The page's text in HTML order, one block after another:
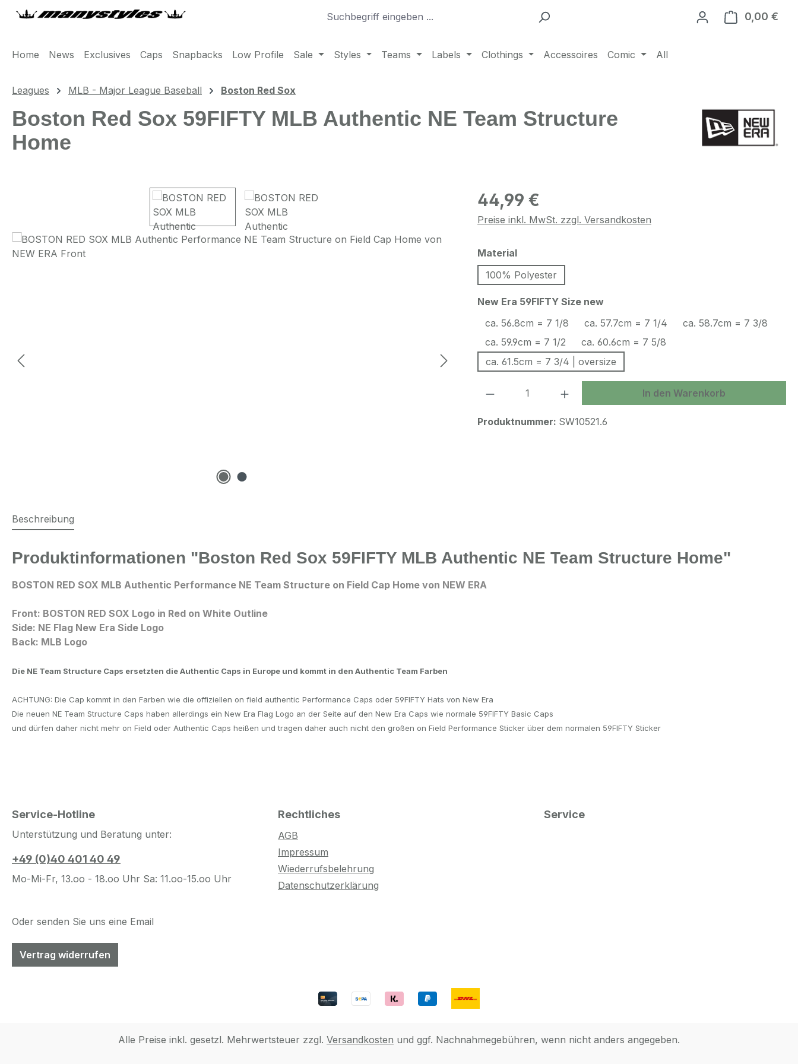
Hauptinhalt springen
Zur Suche springen
Zur Hauptnavigation springen 0,00 €
Home News Exclusives Caps Snapbacks Low Profile Sale Styles Teams Labels Clothings Accessoires Comic All
Leagues MLB - Major League Baseball Boston Red Sox
Boston Red Sox 59FIFTY MLB Authentic NE Team Structure
Home
Regulärer Preis:
44,99 €
Preise inkl. MwSt. zzgl. Versandkosten
Materialauswählen
100% Polyester
New Era 59FIFTY Size newauswählen
ca. 56.8cm = 7 1/8
ca. 57.7cm = 7 1/4
ca. 58.7cm = 7 3/8
ca. 59.9cm = 7 1/2
ca. 60.6cm = 7 5/8
ca. 61.5cm = 7 3/4 | oversize
Produkt Anzahl: Gib den gewünschten Wert
In den Warenkorb
Produktnummer: SW10521.6
Beschreibung
Produktinformationen "Boston Red Sox 59FIFTY MLB Authentic NE Team Structure Home"
BOSTON RED SOX MLB Authentic Performance NE Team Structure on Field Cap Home von NEW ERA
Front: BOSTON RED SOX Logo in Red on White Outline
Side: NE Flag New Era Side Logo
Back: MLB Logo
Die NE Team Structure Caps ersetzten die Authentic Caps in Europe und kommt in den Authentic Team Farben
ACHTUNG: Die Cap kommt in den Farben wie die offiziellen on field authentic Performance Caps oder 59FIFTY Hats von New Era
Die neuen NE Team Structure Caps haben allerdings ein New Era Flag Logo an der Seite auf den New Era Caps wie normale 59FIFTY Basic Caps
und dürfen daher nicht mehr on Field oder Authentic Caps heißen und tragen daher auch nicht den großen on Field Performance Sticker über dem normalen 59FIFTY Sticker
Service-Hotline
Unterstützung und Beratung unter:
+49 (0)40 401 40 49
Mo-Mi-Fr, 13.oo - 18.oo Uhr Sa: 11.oo-15.oo Uhr
Oder senden Sie uns eine Email
Vertrag widerrufen
Rechtliches
AGB
Impressum
Wiederrufsbelehrung
Datenschutzerklärung
Service
Alle Preise inkl. gesetzl. Mehrwertsteuer zzgl. Versandkosten und ggf. Nachnahmegebühren, wenn nicht anders angegeben.